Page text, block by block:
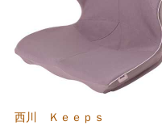
西川 Ｋｅｅｐｓ